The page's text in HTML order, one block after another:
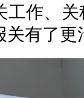
工作、
关有了更